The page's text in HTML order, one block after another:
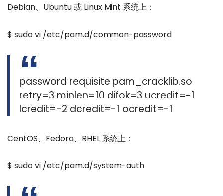
Debian、Ubuntu 或 Linux Mint 系统上：
$ sudo vi /etc/pam.d/common-password
password requisite pam_cracklib.so
retry=3 minlen=10 difok=3 ucredit=-1
lcredit=-2 dcredit=-1 ocredit=-1
CentOS、Fedora、RHEL 系统上：
$ sudo vi /etc/pam.d/system-auth